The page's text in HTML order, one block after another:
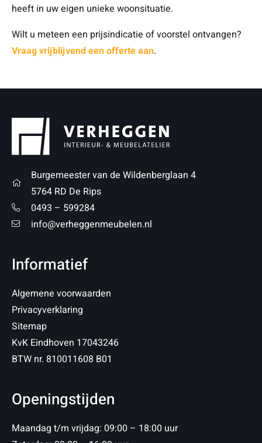
heeft in uw eigen unieke woonsituatie.
Wilt u meteen een prijsindicatie of voorstel ontvangen?
Vraag vrijblijvend een offerte aan.
Burgemeester van de Wildenberglaan 4
5764 RD De Rips
0493 – 599284
info@verheggenmeubelen.nl
Informatief
Algemene voorwaarden
Privacyverklaring
Sitemap
KvK Eindhoven 17043246
BTW nr. 810011608 B01
Openingstijden
Maandag t/m vrijdag: 09:00 – 18:00 uur